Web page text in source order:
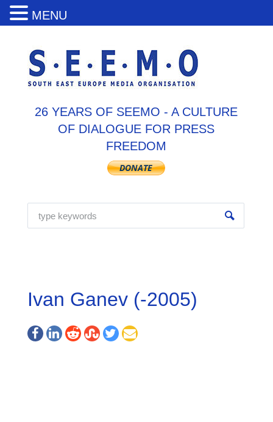
26 YEARS OF SEEMO - A CULTURE
OF DIALOGUE FOR PRESS
FREEDOM
Ivan Ganev (-2005)
MENU